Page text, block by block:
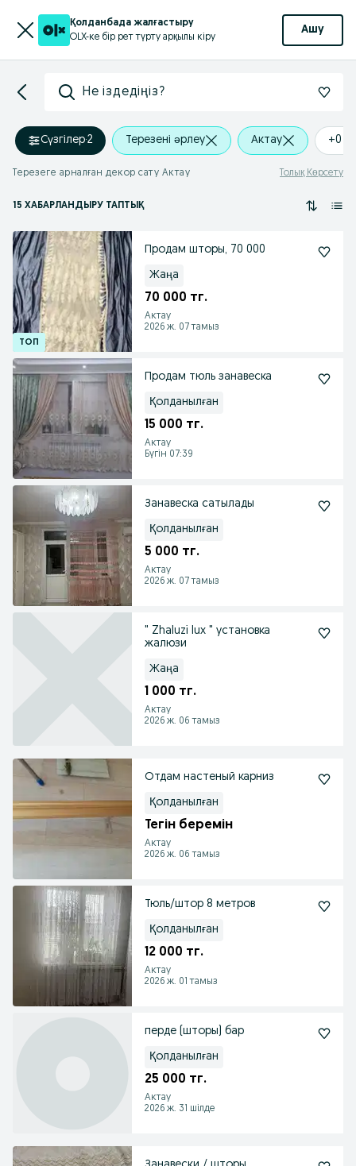
Қолданбада жалғастыру
OLX-ке бір рет түрту арқылы кіру
Ашу
Не іздедіңіз?
Сүзгілер·2 Терезені əрлеу Актау +0
Терезеге арналған декор сату Актау Толық Көрсету
15 ХАБАРЛАНДЫРУ ТАПТЫҚ
Продам шторы, 70 000
Жаңа
70 000 тг.
Актау
2026 ж. 07 тамыз
Продам тюль занавеска
Қолданылған
15 000 тг.
Актау
Бүгін 07:39
Занавеска сатылады
Қолданылған
5 000 тг.
Актау
2026 ж. 07 тамыз
" Zhaluzi lux " установка
жалюзи
Жаңа
1 000 тг.
Актау
2026 ж. 06 тамыз
Отдам настеный карниз
Қолданылған
Тегін беремін
Актау
2026 ж. 06 тамыз
Тюль/штор 8 метров
Қолданылған
12 000 тг.
Актау
2026 ж. 01 тамыз
перде (шторы) бар
Қолданылған
25 000 тг.
Актау
2026 ж. 31 шілде